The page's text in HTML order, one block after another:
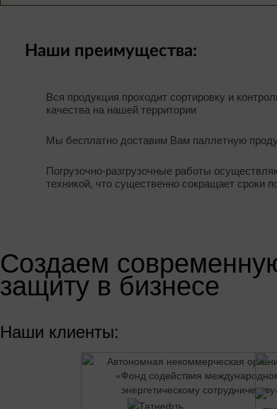
Наши преимущества:
Вся продукция проходит сортировку и
качества на нашей территории
Мы бесплатно доставим Вам паллетную
Погрузочно-разгрузочные работы
техникой, что существенно сокращает сроки
Создаем
защиту в бизнесе
Наши клиенты: